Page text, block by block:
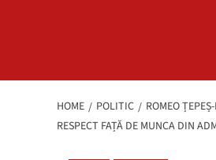
HOME POLITIC
ROMEO
RESPECT FAȚĂ DE MUNCA DIN